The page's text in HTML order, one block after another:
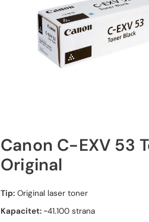
Canon C-EXV 53
Original
Tip: Original laser toner
Kapacitet: ~41.100 strana